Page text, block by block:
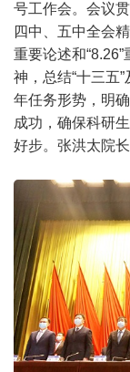
号工作会。会议
四中、五中全会
重要论述和
神，总结“十三五
年任务形势，明
成功，确保科研
好步。张洪太院